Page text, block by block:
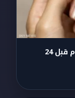
أداة ذكاء اصطناعي تتنبأ بانخفاض سكر الدم قبل 24